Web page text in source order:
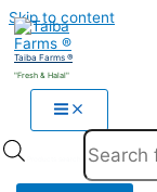
Skip to content
Taiba Farms ®
"Fresh & Halal"